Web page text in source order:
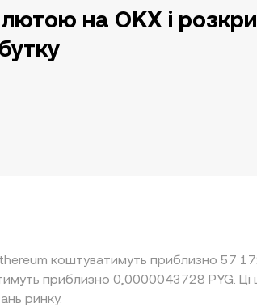
на OKX і
коштуватимуть приблизно 57
приблизно 0,0000043728 PYG.
ринку.